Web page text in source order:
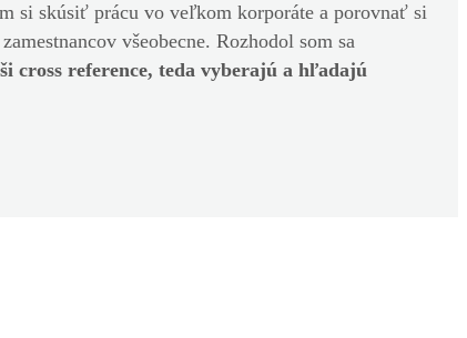
si skúsiť prácu vo veľkom korporáte a porovnať si
všeobecne. Rozhodol som sa
cross reference, teda vyberajú a hľadajú